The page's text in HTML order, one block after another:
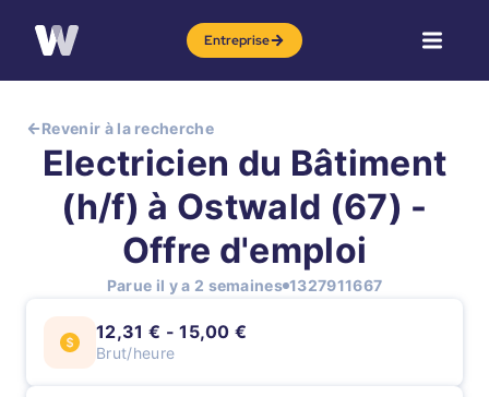
Entreprise
Revenir à la recherche
Electricien du Bâtiment
(h/f) à Ostwald (67) -
Offre d'emploi
Parue il y a 2 semaines 1327911667
12,31 € - 15,00 €
Brut/heure